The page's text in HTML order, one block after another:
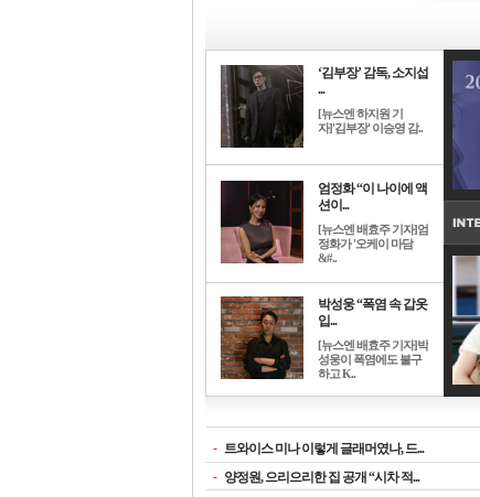
‘김부장’ 감독, 소지섭
...
[뉴스엔 하지원 기
자]'김부장' 이승영 감..
엄정화 “이 나이에 액
션이...
[뉴스엔 배효주 기자]엄
정화가 '오케이 마담
&#..
박성웅 “폭염 속 갑옷
입...
[뉴스엔 배효주 기자]박
성웅이 폭염에도 불구
하고 K..
- 트와이스 미나 이렇게 글래머였나, 드...
- 양정원, 으리으리한 집 공개 “시차 적...